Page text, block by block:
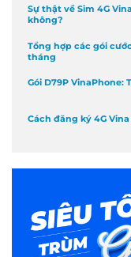
Sự thật về Sim 4G
không?
Tổng hợp các gói
tháng
Gói D79P VinaPhone:
Cách đăng ký 4G